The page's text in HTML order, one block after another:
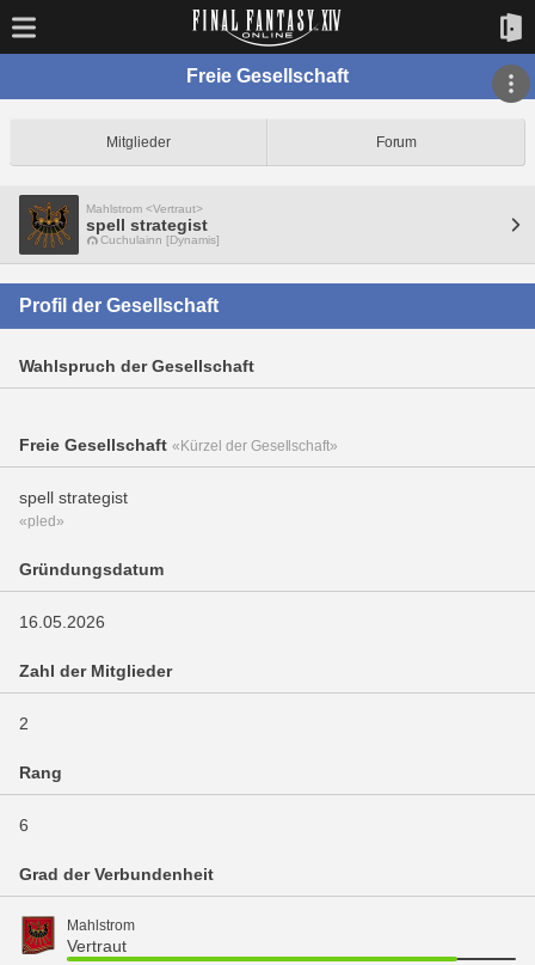
Freie Gesellschaft
Mitglieder Forum
Mahlstrom <Vertraut>
spell strategist
Cuchulainn [Dynamis]
Profil der Gesellschaft
Wahlspruch der Gesellschaft
Freie Gesellschaft «Kürzel der Gesellschaft»
spell strategist
«pled»
Gründungsdatum
16.05.2026
Zahl der Mitglieder
2
Rang
6
Grad der Verbundenheit
Mahlstrom
Vertraut